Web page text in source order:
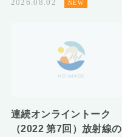
2026.08.02
連続オンライントーク
（2022 第7回）放射線の